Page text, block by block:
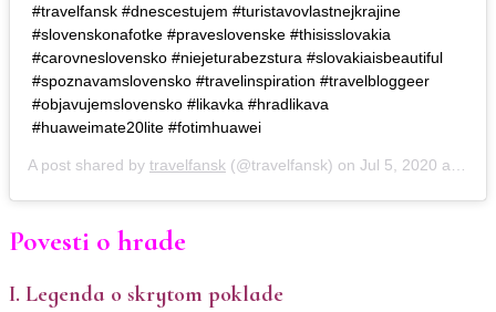
#travelfansk #dnescestujem #turistavovlastnejkrajine
#slovenskonafotke #praveslovenske #thisisslovakia
#carovneslovensko #niejeturabezstura #slovakiaisbeautiful
#spoznavamslovensko #travelinspiration #travelbloggeer
#objavujemslovensko #likavka #hradlikava
#huaweimate20lite #fotimhuawei
A post shared by travelfansk (@travelfansk) on Jul 5, 2020 at 2:42am PDT
Povesti o hrade
I. Legenda o skrytom poklade